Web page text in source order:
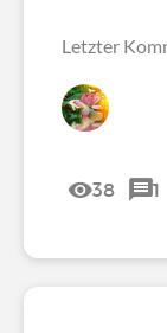
Letzter
38 1